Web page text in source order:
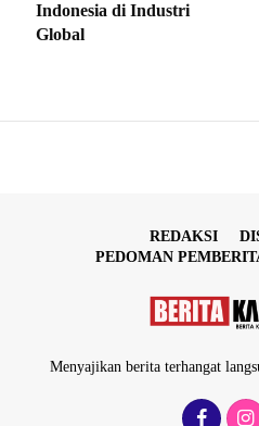
Indonesia di Industri
Global
REDAKSI
PEDOMAN
Menyajikan berita terhangat